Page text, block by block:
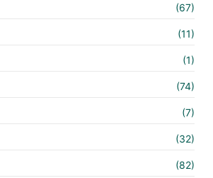
(67)
(11)
(1)
(74)
(7)
(32)
(82)